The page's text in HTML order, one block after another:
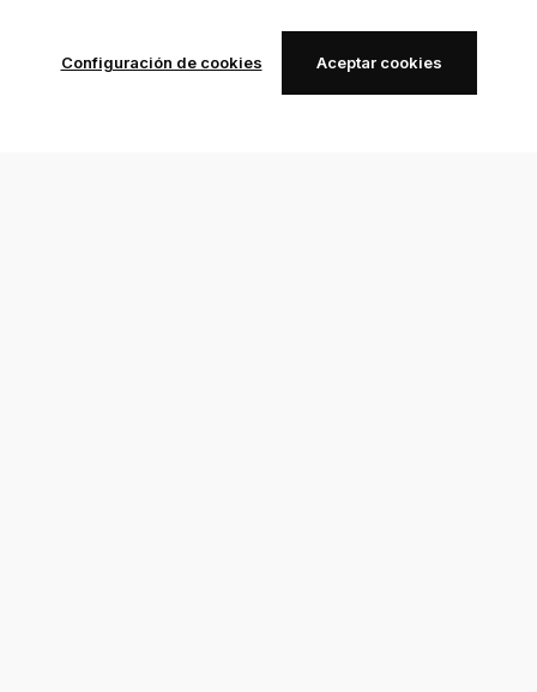
Configuración de cookies Aceptar cookies